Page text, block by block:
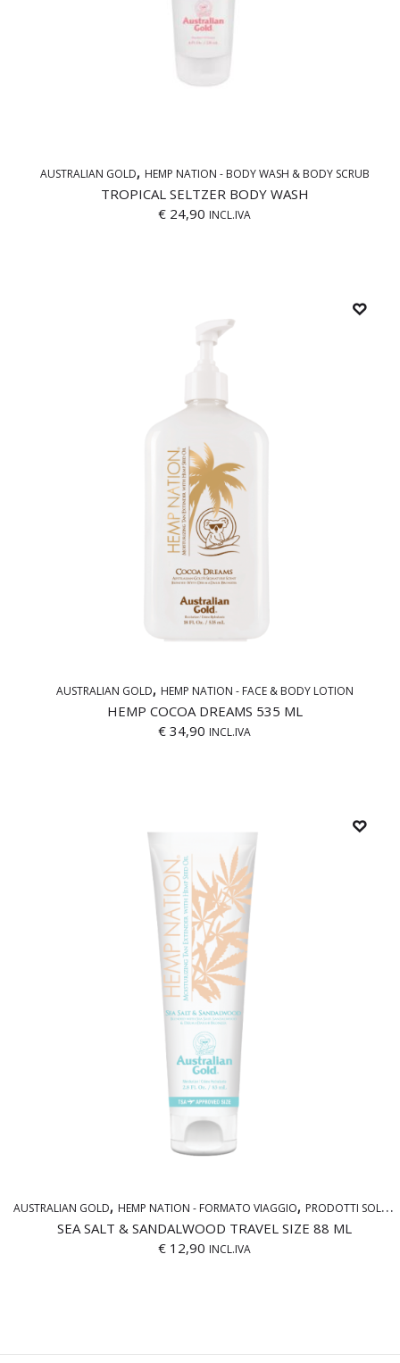
AUSTRALIAN GOLD HEMP NATION - BODY WASH & BODY SCRUB
TROPICAL SELTZER BODY WASH
€ 24,90 INCL.IVA
AUSTRALIAN GOLD HEMP NATION - FACE & BODY LOTION
HEMP COCOA DREAMS 535 ML
€ 34,90 INCL.IVA
AUSTRALIAN GOLD HEMP NATION - FORMATO VIAGGIO PRODOTTI SOLARI TRAVEL SIZE
SEA SALT & SANDALWOOD TRAVEL SIZE 88 ML
€ 12,90 INCL.IVA